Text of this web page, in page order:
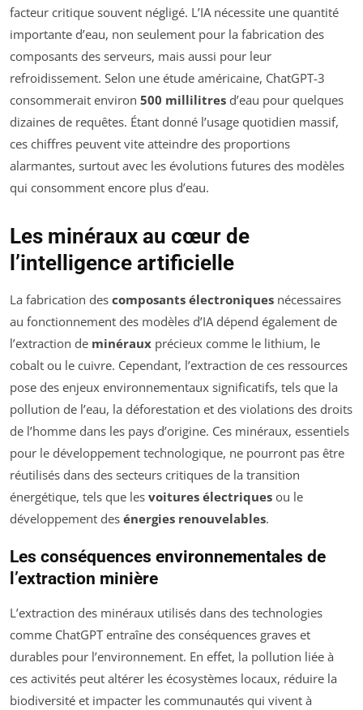
facteur critique souvent négligé. L’IA nécessite une quantité
importante d’eau, non seulement pour la fabrication des
composants des serveurs, mais aussi pour leur
refroidissement. Selon une étude américaine, ChatGPT-3
consommerait environ 500 millilitres d’eau pour quelques
dizaines de requêtes. Étant donné l’usage quotidien massif,
ces chiffres peuvent vite atteindre des proportions
alarmantes, surtout avec les évolutions futures des modèles
qui consomment encore plus d’eau.
Les minéraux au cœur de
l’intelligence artificielle
La fabrication des composants électroniques nécessaires
au fonctionnement des modèles d’IA dépend également de
l’extraction de minéraux précieux comme le lithium, le
cobalt ou le cuivre. Cependant, l’extraction de ces ressources
pose des enjeux environnementaux significatifs, tels que la
pollution de l’eau, la déforestation et des violations des droits
de l’homme dans les pays d’origine. Ces minéraux, essentiels
pour le développement technologique, ne pourront pas être
réutilisés dans des secteurs critiques de la transition
énergétique, tels que les voitures électriques ou le
développement des énergies renouvelables.
Les conséquences environnementales de
l’extraction minière
L’extraction des minéraux utilisés dans des technologies
comme ChatGPT entraîne des conséquences graves et
durables pour l’environnement. En effet, la pollution liée à
ces activités peut altérer les écosystèmes locaux, réduire la
biodiversité et impacter les communautés qui vivent à